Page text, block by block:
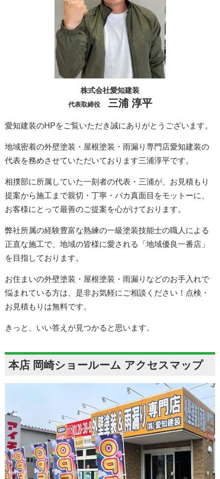
株式会社愛知建装
代表取締役 三浦 淳平
愛知建装のHPをご覧いただき誠にありがとうございます。
地域密着の外壁塗装・屋根塗装・雨漏り専門店愛知建装の
代表を務めさせていただいております三浦淳平です。
相撲部に所属していた一刻者の代表・三浦が、お見積もり
提案から施工まで親切・丁寧・バカ真面目をモットーに、
お客様にとって最善のご提案を心がけております。
弊社所属の経験豊富な熟練の一級塗装技能士の職人による
正直な施工で、地域の皆様に愛される「地域優良一番店」
を目指しております。
お住まいの外壁塗装・屋根塗装・雨漏りなどのお手入れで
悩まれている方は、是非お気軽にご相談ください！点検・
お見積もりは無料です。
きっと、いい答えが見つかると思います。
本店 岡崎ショールーム アクセスマップ